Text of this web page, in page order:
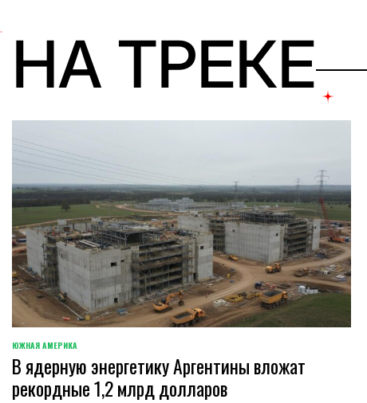
НА ТРЕКЕ
ОПУБЛИКОВАНО
В
ЮЖНАЯ АМЕРИКА
В ядерную энергетику Аргентины вложат
рекордные 1,2 млрд долларов